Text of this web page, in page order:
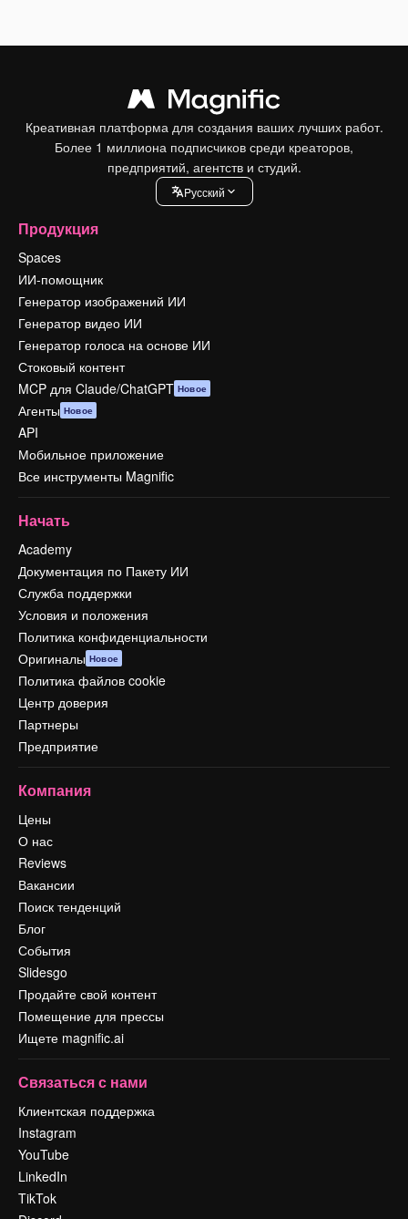
Креативная платформа для создания ваших лучших работ.
Более 1 миллиона подписчиков среди креаторов,
предприятий, агентств и студий.
Pусский
Продукция
Spaces
ИИ-помощник
Генератор изображений ИИ
Генератор видео ИИ
Генератор голоса на основе ИИ
Стоковый контент
MCP для Claude/ChatGPT Новое
Агенты Новое
API
Мобильное приложение
Все инструменты Magnific
Начать
Academy
Документация по Пакету ИИ
Служба поддержки
Условия и положения
Политика конфиденциальности
Оригиналы Новое
Политика файлов cookie
Центр доверия
Партнеры
Предприятие
Компания
Цены
О нас
Reviews
Вакансии
Поиск тенденций
Блог
События
Slidesgo
Продайте свой контент
Помещение для прессы
Ищете magnific.ai
Связаться с нами
Клиентская поддержка
Instagram
YouTube
LinkedIn
TikTok